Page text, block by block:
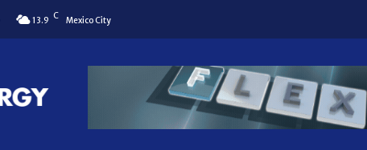
13.9 C Mexico City